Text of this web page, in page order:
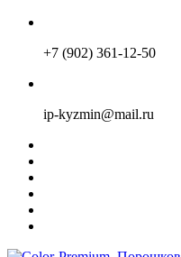
+7 (902) 361-12-50
ip-kyzmin@mail.ru